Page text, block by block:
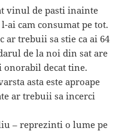
vinul de pasti inainte
ai cam consumat pe tot.
ar trebuii sa stie ca ai 64
de la noi din sat are
decat tine.
asta este aproape
ar trebuii sa incerci
– reprezinti o lume pe